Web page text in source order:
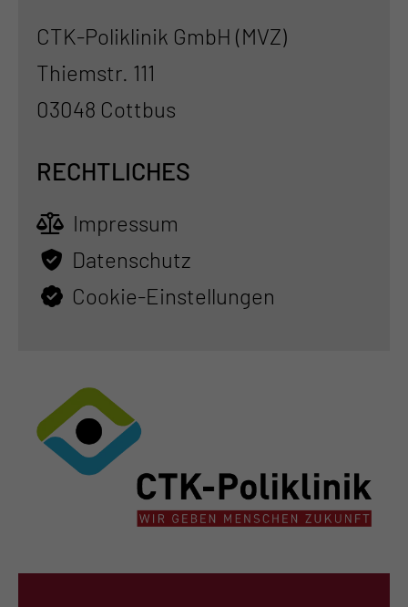
CTK-Poliklinik GmbH (MVZ)
Thiemstr. 111
03048 Cottbus
RECHTLICHES
Impressum
Datenschutz
Cookie-Einstellungen